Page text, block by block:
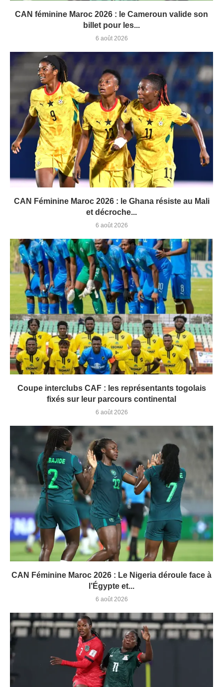
CAN féminine Maroc 2026 : le Cameroun valide son
billet pour les...
6 août 2026
CAN Féminine Maroc 2026 : le Ghana résiste au Mali
et décroche...
6 août 2026
Coupe interclubs CAF : les représentants togolais
fixés sur leur parcours continental
6 août 2026
CAN Féminine Maroc 2026 : Le Nigeria déroule face à
l’Égypte et...
6 août 2026